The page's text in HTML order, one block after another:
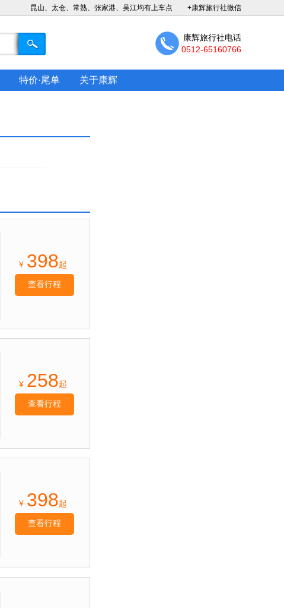
+康辉旅行社微信
昆山、太仓、常熟、张家港、吴江均有上车点
康辉旅行社电话
0512-65160766
特价·尾单 关于康辉
¥ 398起
查看行程
¥ 258起
查看行程
¥ 398起
查看行程